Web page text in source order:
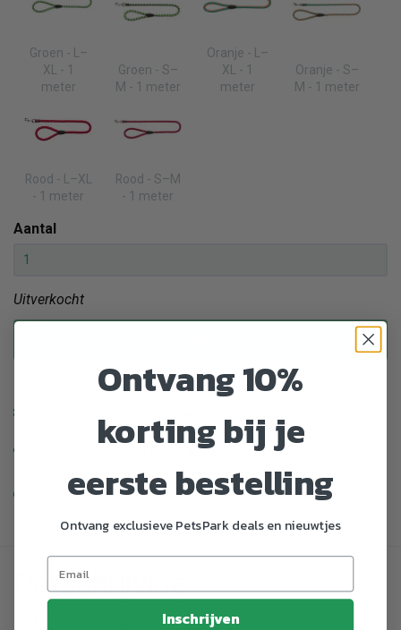
Groen - L–
XL - 1
meter
Groen - S–
M - 1 meter
Oranje - L–
XL - 1
meter
Oranje - S–
M - 1 meter
Rood - L–XL
- 1 meter
Rood - S–M
- 1 meter
Aantal
Uitverkocht
Gratis Verzending vanaf € 39,-
Veilig en gemakkelijk betalen
Omschrijving
Riem, rond gevlochten
Ontvang 10%
korting bij je
eerste bestelling
Ontvang exclusieve PetsPark deals en nieuwtjes
Inschrijven